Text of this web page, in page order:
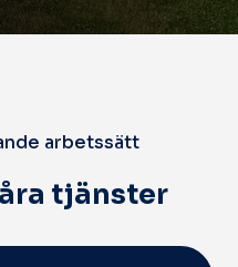
arbetssätt
tjänster